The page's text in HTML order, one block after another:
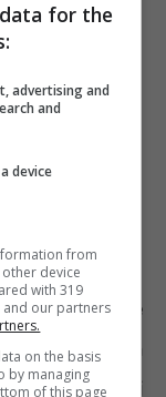
la
il Comune
non
di mora di
for the
advertising and
and
device
from
device
with 319
and our partners
on the basis
by managing
of this page